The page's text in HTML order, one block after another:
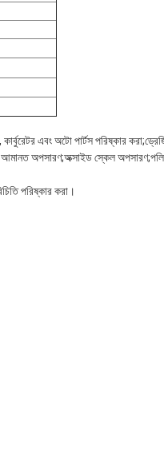
এবং অটো পার্টস পরিষ্কার
অপসারণ;অক্সাইড স্কেল
পরিষ্কার করা।